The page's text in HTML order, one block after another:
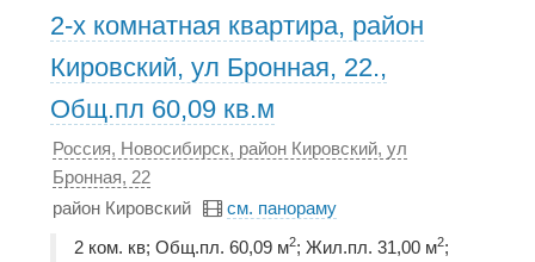
2-х комнатная квартира, район
Кировский, ул Бронная, 22.,
Общ.пл 60,09 кв.м
Россия, Новосибирск, район Кировский, ул
Бронная, 22
район Кировский
см. панораму
2 ком. кв; Общ.пл. 60,09 м2; Жил.пл. 31,00 м2;